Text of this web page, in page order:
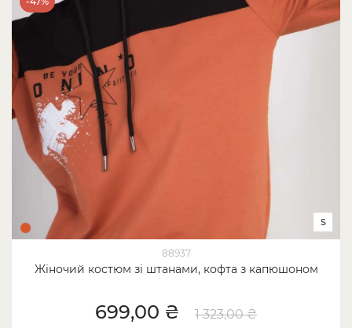
88937
Жіночий костюм зі штанами, кофта з капюшоном
S
699,00 ₴ 1 323,00 ₴